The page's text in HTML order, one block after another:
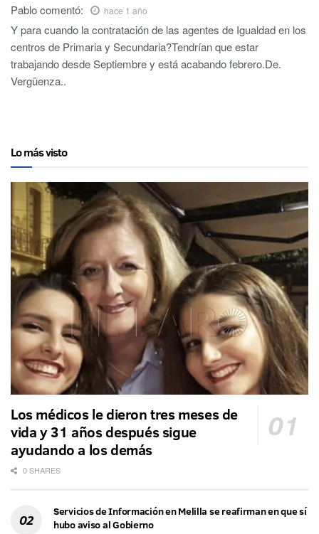
Pablocomentó: hace 1 año
Y para cuando la contratación de las agentes de Igualdad en los
centros de Primaria y Secundaria?Tendrían que estar
trabajando desde Septiembre y está acabando febrero.De.
Vergüenza..
Lo más visto
Los médicos le dieron tres meses de
vida y 31 años después sigue
ayudando a los demás
0 SHARES
Servicios de Información en Melilla se reafirman en que sí
hubo aviso al Gobierno